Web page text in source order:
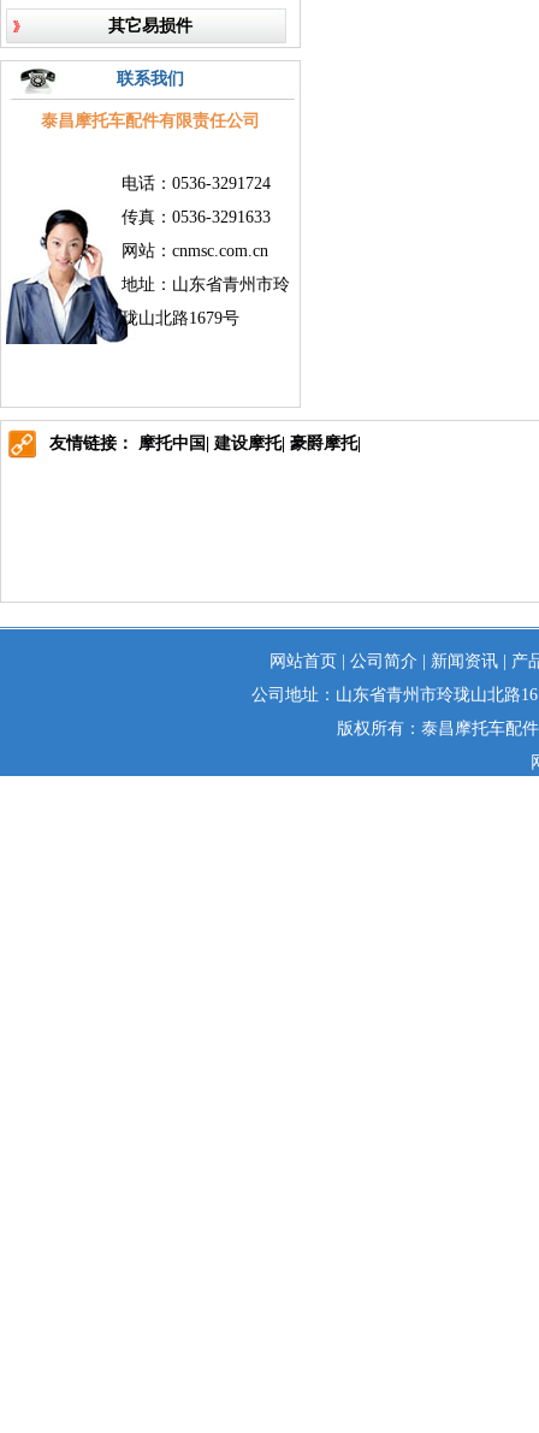
其它易损件
联系我们
泰昌摩托车配件有限责任公司
电话：0536-3291724
传真：0536-3291633
网站：cnmsc.com.cn
地址：山东省青州市玲
珑山北路1679号
友情链接： 摩托中国 建设摩托| 豪爵摩托|
网站首页 公司简介 新闻资讯
产
公司地址：山东省青州市玲珑山北
版权所有：泰昌摩托车